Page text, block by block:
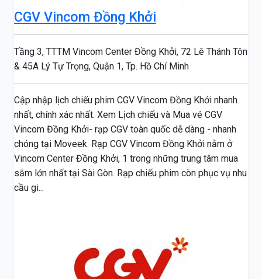
CGV Vincom Đồng Khởi
Tầng 3, TTTM Vincom Center Đồng Khởi, 72 Lê Thánh Tôn
& 45A Lý Tự Trọng, Quận 1, Tp. Hồ Chí Minh
Cập nhập lịch chiếu phim CGV Vincom Đồng Khởi nhanh
nhất, chính xác nhất. Xem Lịch chiếu và Mua vé CGV
Vincom Đồng Khởi- rạp CGV toàn quốc dễ dàng - nhanh
chóng tại Moveek. Rạp CGV Vincom Đồng Khởi nằm ở
Vincom Center Đồng Khởi, 1 trong những trung tâm mua
sắm lớn nhất tại Sài Gòn. Rạp chiếu phim còn phục vụ nhu
cầu gi...